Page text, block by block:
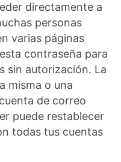
directamente a
personas
varias páginas
contraseña para
sin autorización. La
misma o una
de correo
puede restablecer
todas tus cuentas